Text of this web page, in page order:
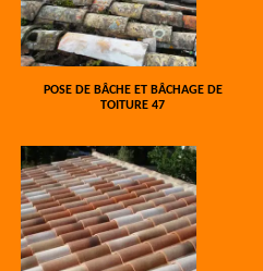
POSE DE BÂCHE ET BÂCHAGE DE
TOITURE 47